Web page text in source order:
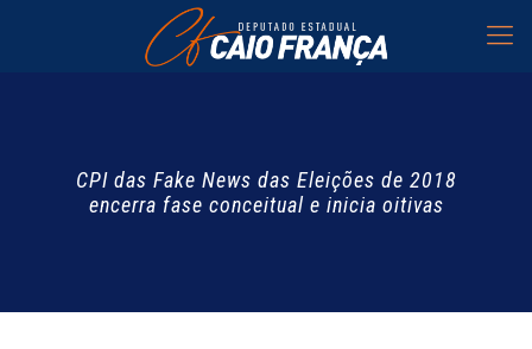
CPI das Fake News das Eleições de 2018
encerra fase conceitual e inicia oitivas